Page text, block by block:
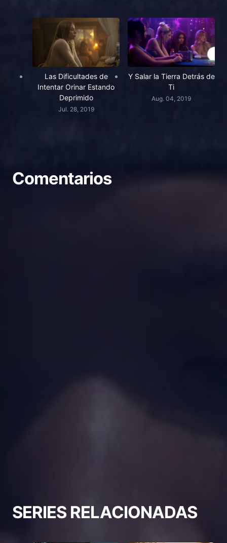
Las Dificultades de
Intentar Orinar Estando
Deprimido
Jul. 28, 2019
Y Salar la Tierra Detrás de
Ti
Aug. 04, 2019
Comentarios
SERIES RELACIONADAS